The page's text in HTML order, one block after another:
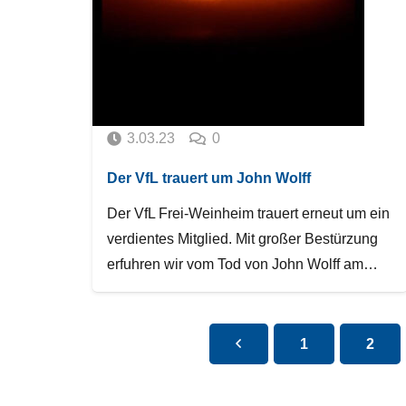
3.03.23 0
Der VfL trauert um John Wolff
Der VfL Frei-Weinheim trauert erneut um ein
verdientes Mitglied. Mit großer Bestürzung
erfuhren wir vom Tod von John Wolff am…
1 2